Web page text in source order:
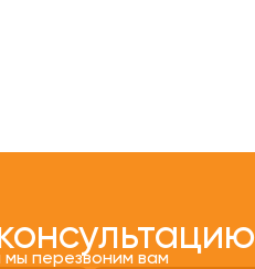
перезвоним вам